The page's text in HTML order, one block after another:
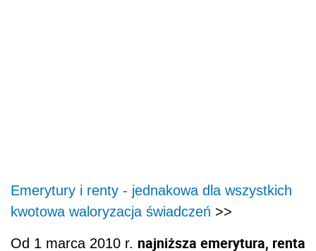
Emerytury i renty - jednakowa dla wszystkich
kwotowa waloryzacja świadczeń >>
Od 1 marca 2010 r. najniższa emerytura, renta